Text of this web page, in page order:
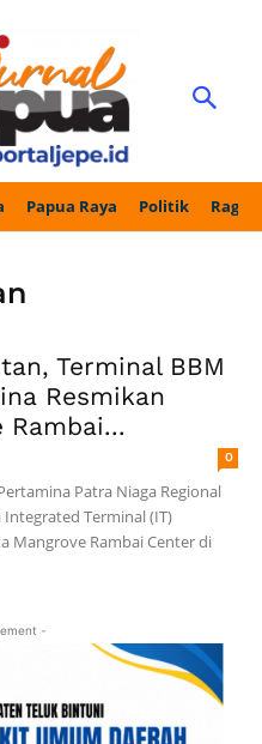
Papua Raya Politik
Terminal BBM
Resmikan
Rambai...
0
Patra Niaga Regional
Terminal (IT)
Mangrove Rambai Center di
-